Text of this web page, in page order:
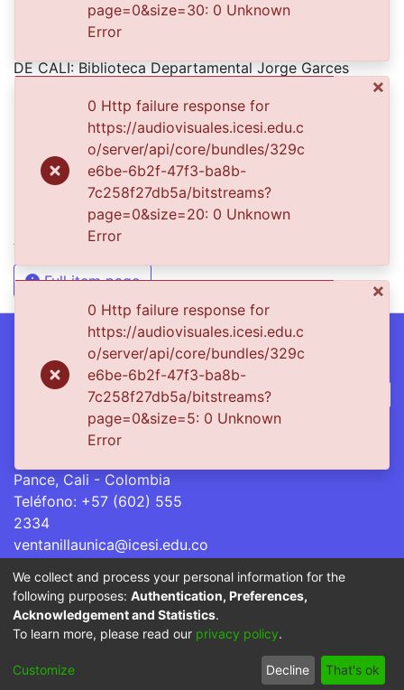
DE CALI: Biblioteca Departamental Jorge Garces
https://audiovisuales.icesi.edu.co/handle/123456789/1
8996
Collections
APFFVC - Fotos Familiares - Patrimonial
Full item page
Universidad Icesi: Calle
Pance, Cali - Colombia
Teléfono: +57 (602) 555
2334
ventanillaunica@icesi.edu.co
Síguenos
La Universidad Icesi es una Institución de Educación
Superior que se encuentra sujeta a inspección y vigilancia
por parte del Ministerio de Educación Nacional.
Cookie
End User
Agreement
Send
Feedback
page=0&size=30: 0 Unknown
Error
×
0 Http failure response for
https://audiovisuales.icesi.edu.c
o/server/api/core/bundles/329c
e6be-6b2f-47f3-ba8b-
7c258f27db5a/bitstreams?
page=0&size=20: 0 Unknown
Error
×
0 Http failure response for
https://audiovisuales.icesi.edu.c
o/server/api/core/bundles/329c
e6be-6b2f-47f3-ba8b-
7c258f27db5a/bitstreams?
page=0&size=5: 0 Unknown
Error
We collect and process your personal information for the
following purposes: Authentication, Preferences,
Acknowledgement and Statistics.
To learn more, please read our privacy policy.
Customize Decline That's ok